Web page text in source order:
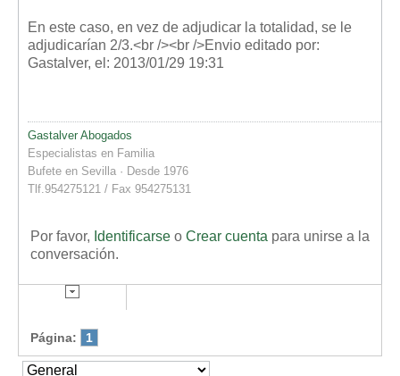
En este caso, en vez de adjudicar la totalidad, se le
adjudicarían 2/3.<br /><br />Envio editado por:
Gastalver, el: 2013/01/29 19:31
Gastalver Abogados
Especialistas en Familia
Bufete en Sevilla · Desde 1976
Tlf.954275121 / Fax 954275131
Por favor, Identificarse o Crear cuenta para unirse a la
conversación.
Página: 1